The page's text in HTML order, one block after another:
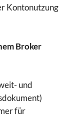
Kontonutzung
Broker
und
für